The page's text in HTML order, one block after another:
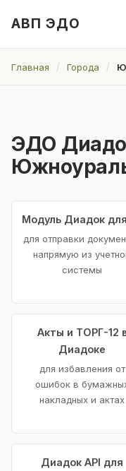
АВП ЭДО
Главная Города
ЭДО
Модуль Диадок
для отправки
напрямую из
системы
Акты и ТОРГ-12
Диадоке
для избавления от
ошибок в
накладных и актах
Диадок API для